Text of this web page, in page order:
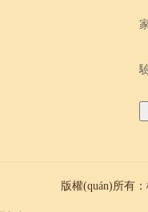
版權(quán)所有